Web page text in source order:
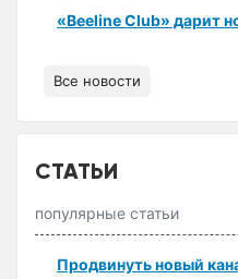
«Beeline Club» дарит
Все новости
СТАТЬИ
популярные статьи
Продвинуть новый